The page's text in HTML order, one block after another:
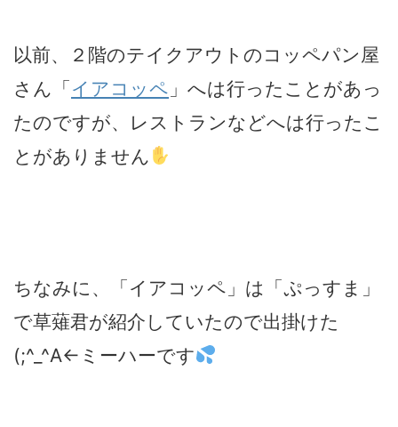
以前、２階のテイクアウトのコッペパン屋
さん「 イアコッペ 」へは行ったことがあっ
たのですが、レストランなどへは行ったこ
とがありません
ちなみに、「イアコッペ」は「ぷっすま」
で草薙君が紹介していたので出掛けた
(;^_^A←ミーハーです